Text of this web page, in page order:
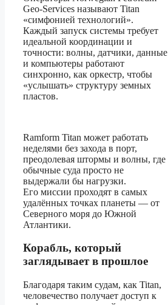
Geo-Services называют Titan
«симфонией технологий».
Каждый запуск системы требует
идеальной координации и
точности: волны, датчики, данные
и компьютеры работают
синхронно, как оркестр, чтобы
«услышать» структуру земных
пластов.
Ramform Titan может работать
неделями без захода в порт,
преодолевая штормы и волны, где
обычные суда просто не
выдержали бы нагрузки.
Его миссии проходят в самых
удалённых точках планеты — от
Северного моря до Южной
Атлантики.
Корабль, который
заглядывает в прошлое
Благодаря таким судам, как Titan,
человечество получает доступ к